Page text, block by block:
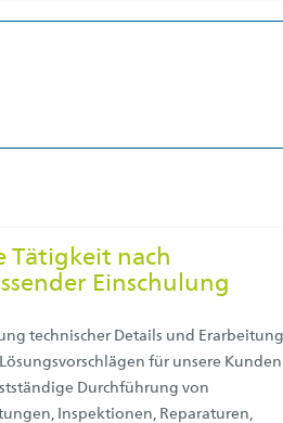
Tätigkeit nach
Einschulung
technischer Details und Erarbeitung
für unsere Kunden
Durchführung von
Inspektionen, Reparaturen,